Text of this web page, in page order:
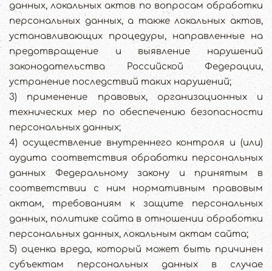
данных, локальных актов по вопросам обработки
персональных данных, а также локальных актов,
устанавливающих процедуры, направленные на
предотвращение и выявление нарушений
законодательства Российской Федерации,
устранение последствий таких нарушений;
3) применение правовых, организационных и
технических мер по обеспечению безопасности
персональных данных;
4) осуществление внутреннего контроля и (или)
аудита соответствия обработки персональных
данных Федеральному закону и принятым в
соответствии с ним нормативным правовым
актам, требованиям к защите персональных
данных, политике сайта в отношении обработки
персональных данных, локальным актам сайта;
5) оценка вреда, который может быть причинен
субъектам персональных данных в случае